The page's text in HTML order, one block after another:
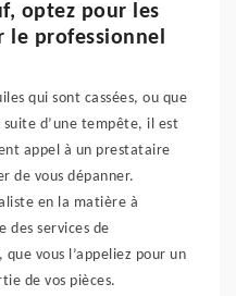
optez pour les
le professionnel
qui sont cassées, ou que
d’une tempête, il est
appel à un prestataire
de vous dépanner.
en la matière à
des services de
vous l’appeliez pour un
de vos pièces.